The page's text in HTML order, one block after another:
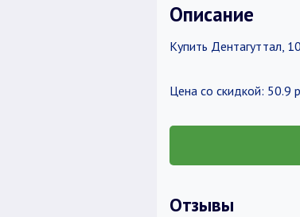
Описание
Купить Дентагуттал,
Цена со скидкой: 50.9
Отзывы